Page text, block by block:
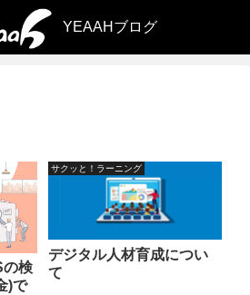
の検
)で
サクッと！ラーニング
デジタル人材育成につい
て